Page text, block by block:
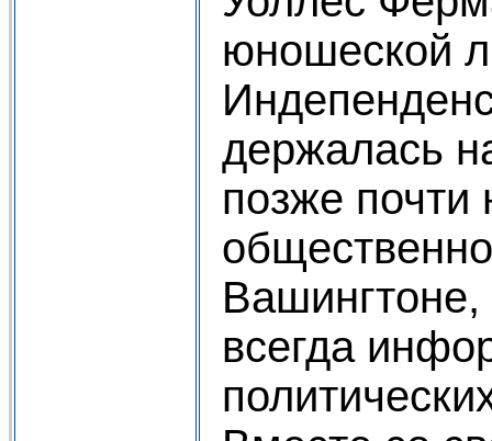
юношеской
держалась
позже почти
всегда